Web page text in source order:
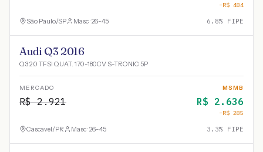
−R$ 484
São Paulo/SP Masc · 26-45 6.8% FIPE
Audi Q3 2016
Q3 2.0 TFSI QUAT. 170-180CV S-TRONIC 5P
MERCADO
R$2.921
MSMB
R$ 2.636
−R$ 285
Cascavel/PR Masc · 26-45 3.3% FIPE